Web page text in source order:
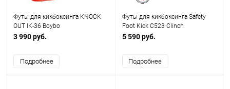
Футы для кикбоксинга KNOCK
OUT IK-36 Boybo
3 990 руб.
Подробнее
Футы для кикбоксинга Safety
Foot Kick C523 Clinch
5 590 руб.
Подробнее